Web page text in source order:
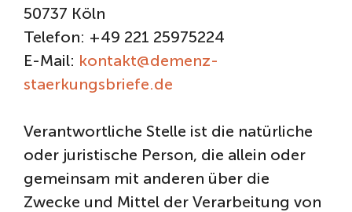
50737 Köln
Telefon: +49 221 25975224
E-Mail: kontakt@demenz-
staerkungsbriefe.de
Verantwortliche Stelle ist die natürliche
oder juristische Person, die allein oder
gemeinsam mit anderen über die
Zwecke und Mittel der Verarbeitung von